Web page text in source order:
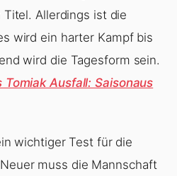
Allerdings ist die
wird ein harter Kampf bis
wird die Tagesform sein.
Tomiak Ausfall: Saisonaus
wichtiger Test für die
muss die Mannschaft